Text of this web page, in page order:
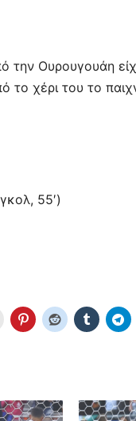
Ουρουγουάη
χέρι του το
55′)